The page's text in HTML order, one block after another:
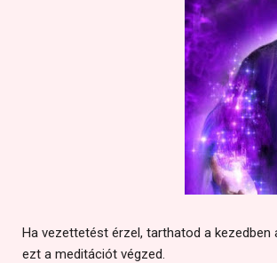
Ha vezettetést érzel, tarthatod a
ezt a meditációt végzed.